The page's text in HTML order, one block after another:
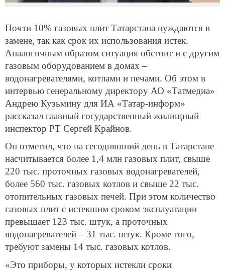
Почти 10% газовых плит Татарстана нуждаются в
замене, так как срок их использования истек.
Аналогичным образом ситуация обстоит и с другим
газовым оборудованием в домах –
водонагревателями, котлами и печами. Об этом в
интервью генеральному директору АО «Татмедиа»
Андрею Кузьмину для ИА «Татар-информ»
рассказал главный государственный жилищный
инспектор РТ Сергей Крайнов.
Он отметил, что на сегодняшний день в Татарстане
насчитывается более 1,4 млн газовых плит, свыше
220 тыс. проточных газовых водонагревателей,
более 560 тыс. газовых котлов и свыше 22 тыс.
отопительных газовых печей. При этом количество
газовых плит с истекшим сроком эксплуатации
превышает 123 тыс. штук, а проточных
водонагревателей – 31 тыс. штук. Кроме того,
требуют замены 14 тыс. газовых котлов.
«Это приборы, у которых истекли сроки